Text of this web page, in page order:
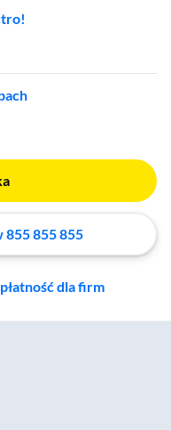
855 855 855
dla firm